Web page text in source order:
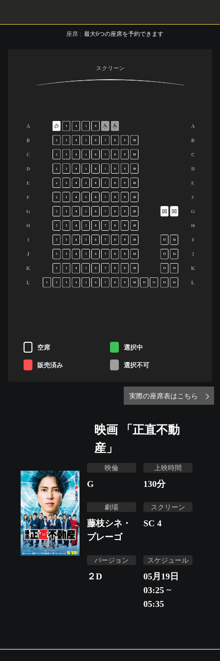
座席 : 最大6つの座席を予約できます
スクリーン
A
B
C
D
E
F
G
H
I
J
K
L
A
B
C
D
E
F
G
H
I
J
K
L
3 4 5 6
2 3 4 5 6 7 8 9 10
2 3 4 5 6 7 8 9 10
2 3 4 5 6 7 8 9 10
2 3 4 5 6 7 8 9 10
2 3 4 5 6 7 8 9 10
2 3 4 5 6 7 8 9 10
2 3 4 5 6 7 8 9 10
2 3 4 5 6 7 8 9 10 13 14
2 3 4 5 6 7 8 9 10 13 14
2 3 4 5 6 7 8 9 10 13 14
1 2 3 4 5 6 7 8 9 10 11 12 13 14
空席 選択中
販売済み 選択不可
実際の座席表はこちら
映画 「正直不動
産」
映倫
G
上映時間
130分
劇場
藤枝シネ・
プレーゴ
スクリーン
SC 4
バージョン
２D
スケジュール
05月19日
03:25 ~
05:35